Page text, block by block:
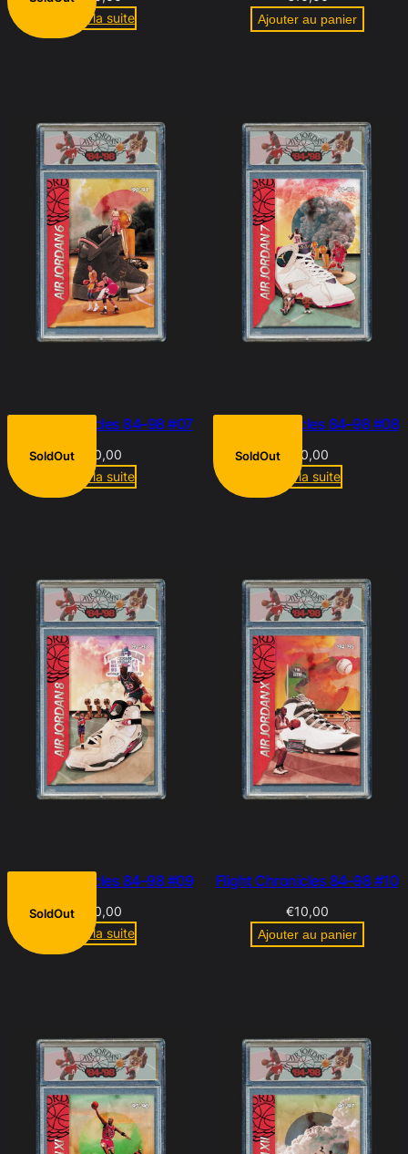
Lire la suite
Ajouter au panier
SoldOut
Flight Chronicles 84–98 #07
10,00
Lire la suite
SoldOut
Flight Chronicles 84–98 #08
10,00
Lire la suite
SoldOut
Flight Chronicles 84–98 #09
10,00
Lire la suite
Flight Chronicles 84–98 #10
€10,00
Ajouter au panier